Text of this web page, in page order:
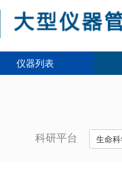
仪器列表
科研平台 生命